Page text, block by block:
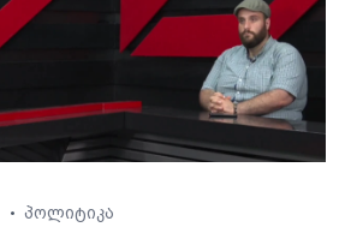
• პოლიტიკა